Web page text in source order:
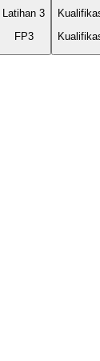
Latihan 3
FP3